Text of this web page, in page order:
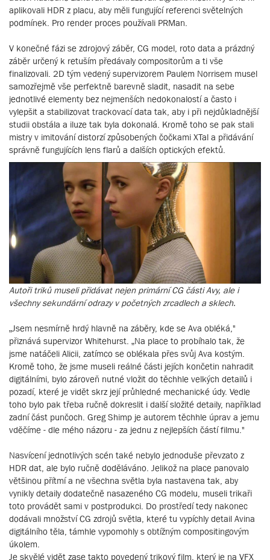
aplikovali HDR z placu, aby měli fungující referenci světelných
podmínek. Pro render proces používali PRMan.
V konečné fázi se zdrojový záběr, CG model, roto data a prázdný
záběr určený k retuším předávaly compositorům a ti vše
finalizovali. 2D tým vedený supervizorem Paulem Norrisem musel
samozřejmě vše perfektně barevně sladit, nasadit na sebe
jednotlivé elementy bez nejmenších nedokonalostí a často i
vylepšit a stabilizovat trackovací data tak, aby i při nejdůkladnější
studii obstála a iluze tak byla dokonalá. Kromě toho se pak stali
mistry v imitování distorzí způsobených čočkami XTal a přidávání
správně fungujících lens flarů a dalších optických efektů.
Autoři triků museli přidávat nejen primární CG části Avy, ale i
všechny sekundární odrazy v početných zrcadlech a sklech.
„Jsem nesmírně hrdý hlavně na záběry, kde se Ava obléká,"
přiznává supervizor Whitehurst. „Na place to probíhalo tak, že
jsme natáčeli Alicii, zatímco se oblékala přes svůj Ava kostým.
Kromě toho, že jsme museli reálné části jejích končetin nahradit
digitálními, bylo zároveň nutné vložit do těchhle velkých detailů i
pozadí, které je vidět skrz její průhledné mechanické údy. Vedle
toho bylo pak třeba ručně dokreslit i další složité detaily, například
zadní část punčoch. Greg Shimp je autorem těchhle úprav a jemu
vděčíme - dle mého názoru - za jednu z nejlepších částí filmu."
Nasvícení jednotlivých scén také nebylo jednoduše převzato z
HDR dat, ale bylo ručně doděláváno. Jelikož na place panovalo
většinou přítmí a ne všechna světla byla nastavena tak, aby
vynikly detaily dodatečně nasazeného CG modelu, museli trikaři
toto provádět sami v postprodukci. Do prostředí tedy nakonec
dodávali množství CG zdrojů světla, které tu vypíchly detail Avina
digitálního těla, támhle vypomohly s obtížným compositingovým
úkolem.
Je skvělé vidět zase takto povedený trikový film, který je na VFX